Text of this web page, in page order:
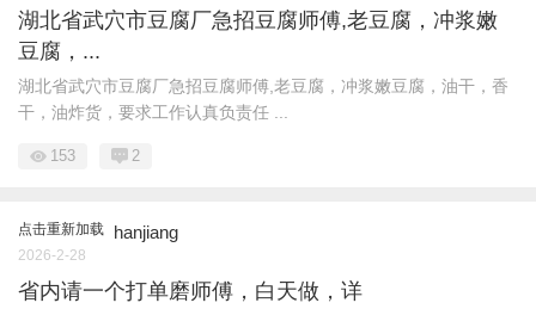
湖北省武穴市豆腐厂急招豆腐师傅,老豆腐，冲浆嫩
豆腐，...
湖北省武穴市豆腐厂急招豆腐师傅,老豆腐，冲浆嫩豆腐，油干，香
干，油炸货，要求工作认真负责任 ...
153 2
点击重新加载 hanjiang
2026-2-28
省内请一个打单磨师傅，白天做，详